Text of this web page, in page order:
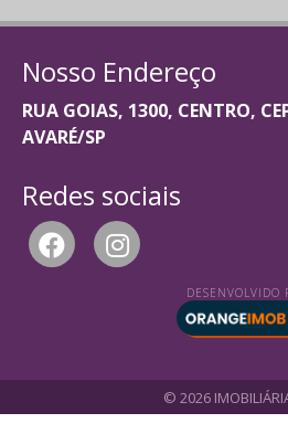
Nosso Endereço
RUA GOIAS, 1300, CENTRO,
AVARÉ/SP
Redes sociais
DESENVOLVIDO
© 2026